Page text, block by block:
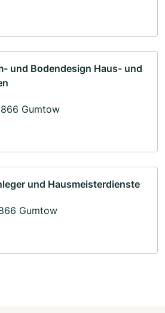
und Bodendesign Haus- und
Gumtow
und Hausmeisterdienste
Gumtow